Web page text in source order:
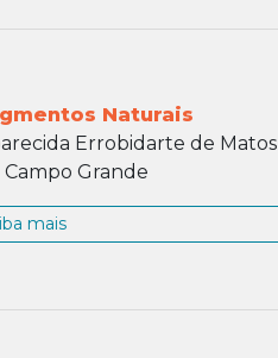
Naturais
Errobidarte de Matos
Campo Grande
mais